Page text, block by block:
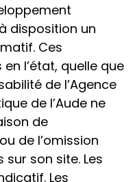
disposition un
Ces
l’état, quelle que
de l’Agence
de l’Aude ne
de
de l’omission
son site. Les
Les